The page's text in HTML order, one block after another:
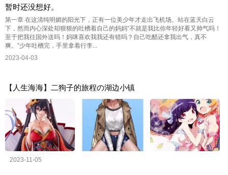
暂时还没想好。
第一章 在这清纯明媚的阳光下，正有一位美少年才走出飞机场。站在蓝天白云
下，然而内心深处却狠狠的吐槽着自己的妈妈“不就是我比你年轻好看又帅气吗！
至于把我往国外送吗！妈咪喜欢我我还有错吗？自己吃醋还拿我出气，真不
爽。”少年吐槽完，手里拿着行李...
2023-04-03
【人生海海】二狗子的旅程の湖边小镇
2023-11-05